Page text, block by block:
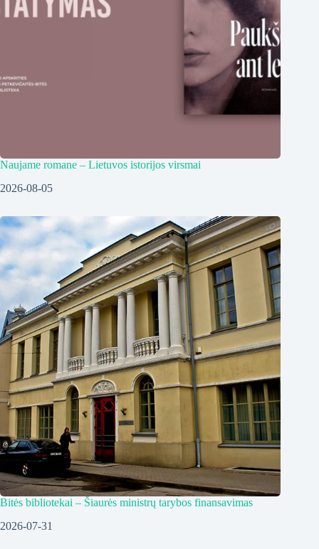
Naujame romane – Lietuvos istorijos virsmai
2026-08-05
Bitės bibliotekai – Šiaurės ministrų tarybos finansavimas
2026-07-31